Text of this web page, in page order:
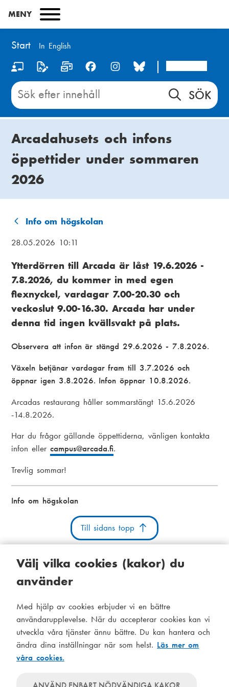
huvudinnehåll
Start In English
S
o
c
a
l
m
e
d
a
m
e
n
u
Sök
innehåll
på
MENY
Välj vilka cookies (kakor) du
använder
Med hjälp av cookies erbjuder vi en bättre
användarupplevelse. När du accepterar cookies kan vi
utveckla våra tjänster ännu bättre. Du kan hantera och
ändra dina inställningar när som helst. Läs mer om
våra cookies.
Arcadahusets och infons
öppettider under sommaren
2026
n
k
s
t
i
Info om högskolan
28.05.2026 10:11
Ytterdörren till Arcada är låst 19.6.2026 -
7.8.2026, du kommer in med egen
flexnyckel, vardagar 7.00-20.30 och
veckoslut 9.00-16.30. Arcada har under
denna tid ingen kvällsvakt på plats.
Observera att infon är stängd 29.6.2026 - 7.8.2026.
Växeln betjänar vardagar fram till 3.7.2026 och
öppnar igen 3.8.2026. Infon öppnar 10.8.2026.
Arcadas restaurang håller sommarstängt 15.6.2026
-14.8.2026.
Har du frågor gällande öppettiderna, vänligen kontakta
infon eller campus@arcada.fi.
Trevlig sommar!
Info om högskolan
Till sidans topp
S
d
Tema
Temat
Temat